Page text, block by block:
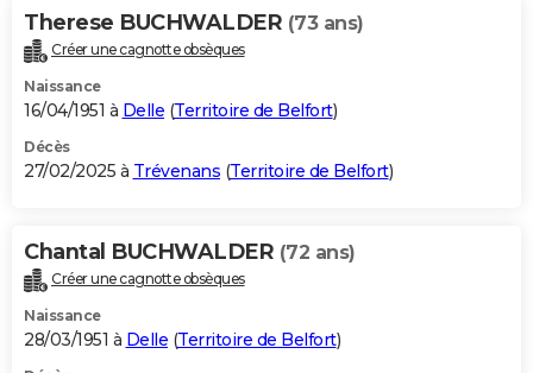
Alimentation
Guide de la santé
Maladies
Médicaments
Sommeil
VOYAGE
Destinations
City break
Voyage nature
Voyage de noces
Forum
Climat
+PHOTO
GUIDES D'ACHAT
BONS PLANS
Carte de Noël
Carte Bonne année
Carte Saint-Valentin
Carte Pâques
Carte d'anniversaire
DICTIONNAIRE
Dictionnaire
Biographies
Citations
Expressions
Proverbes
PROGRAMME TV
Therese BUCHWALDER (73 ans)
Créer une cagnotte obsèques
Naissance
16/04/1951 à Delle (Territoire de Belfort)
Décès
27/02/2025 à Trévenans (Territoire de Belfort)
Chantal BUCHWALDER (72 ans)
Créer une cagnotte obsèques
Naissance
28/03/1951 à Delle (Territoire de Belfort)